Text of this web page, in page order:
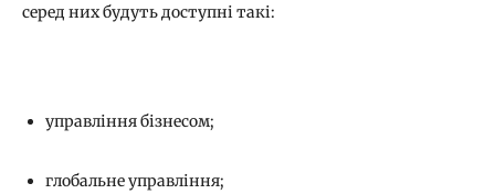
серед них будуть доступні такі:
управління бізнесом;
глобальне управління;